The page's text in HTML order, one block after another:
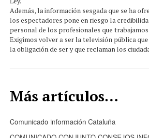
Además, la información sesgada que se ha
los espectadores pone en riesgo la
personal de los profesionales que
Exigimos volver a ser la televisión pública
la obligación de ser y que reclaman los
Más artículos...
Comunicado información Cataluña